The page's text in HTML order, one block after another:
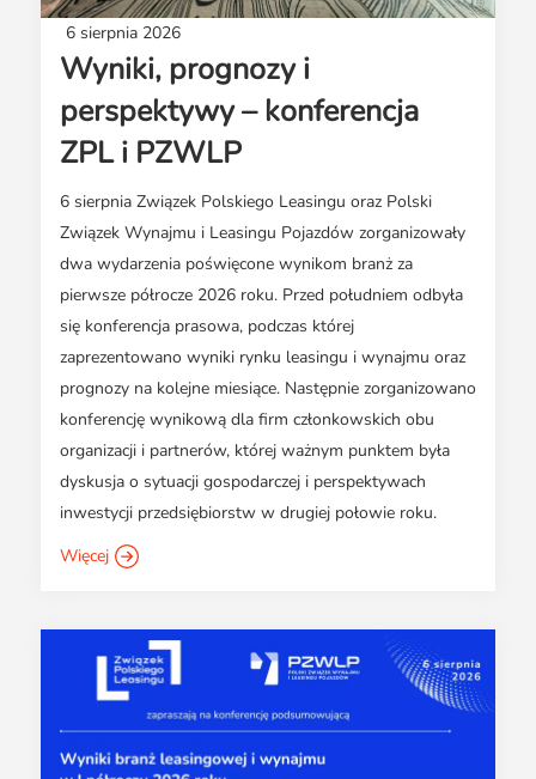
Partnerzy ZPL
Subskrybuj Leaseletter
Materiały do pobrania
Kontakt dla mediów
Klauzule informacyjne
6 sierpnia 2026
Wyniki, prognozy i
perspektywy – konferencja
ZPL i PZWLP
6 sierpnia Związek Polskiego Leasingu oraz Polski
Związek Wynajmu i Leasingu Pojazdów zorganizowały
dwa wydarzenia poświęcone wynikom branż za
pierwsze półrocze 2026 roku. Przed południem odbyła
się konferencja prasowa, podczas której
zaprezentowano wyniki rynku leasingu i wynajmu oraz
prognozy na kolejne miesiące. Następnie zorganizowano
konferencję wynikową dla firm członkowskich obu
organizacji i partnerów, której ważnym punktem była
dyskusja o sytuacji gospodarczej i perspektywach
inwestycji przedsiębiorstw w drugiej połowie roku.
Więcej